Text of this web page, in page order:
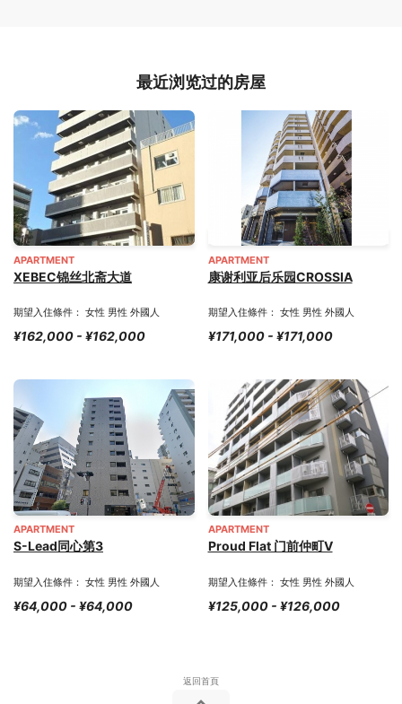
最近浏览过的房屋
APARTMENT
XEBEC锦丝北斋大道
期望入住條件： 女性 男性 外國人
¥162,000 - ¥162,000
APARTMENT
康谢利亚后乐园CROSSIA
期望入住條件： 女性 男性 外國人
¥171,000 - ¥171,000
APARTMENT
S-Lead同心第3
期望入住條件： 女性 男性 外國人
¥64,000 - ¥64,000
APARTMENT
Proud Flat 门前仲町Ⅴ
期望入住條件： 女性 男性 外國人
¥125,000 - ¥126,000